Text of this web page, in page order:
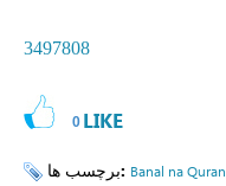
3497808
0 LIKE
برچسب ها: Banal na Quran